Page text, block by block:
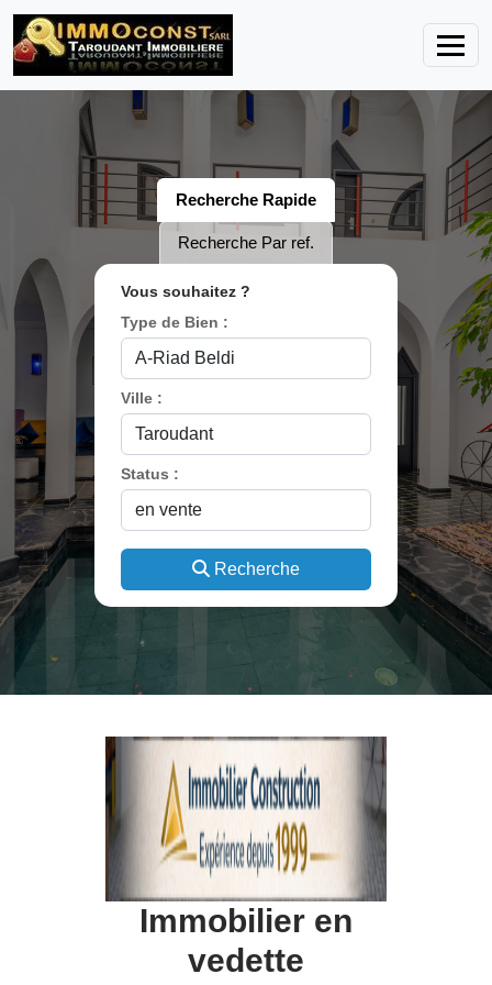
Recherche Rapide
Recherche Par ref.
Vous souhaitez ?
Type de Bien :
Ville :
Status :
Recherche
Immobilier en
vedette